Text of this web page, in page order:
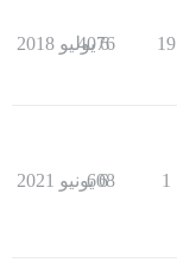
19
4076
6 يوليو 2018
1
608
6 يونيو 2021